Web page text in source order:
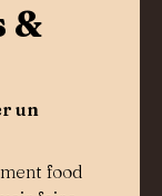
&
un
food